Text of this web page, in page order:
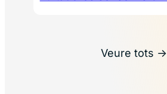
Veure tots →